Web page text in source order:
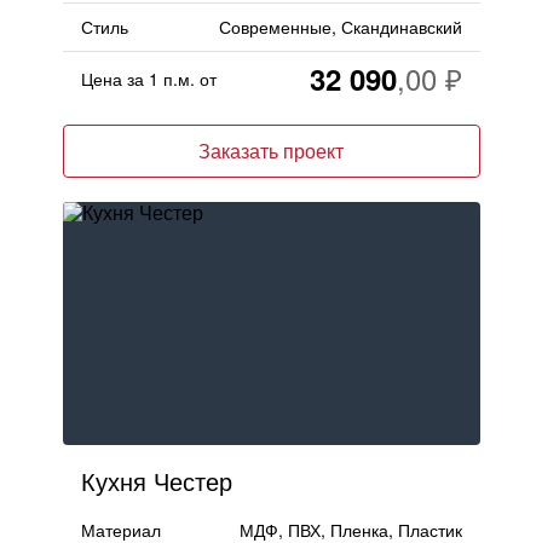
Калькулятор
Москва , Бутово, ул. Бартеневская, 12, п.7
info@truekuhni.ru
8 (495) 032-53-03
Стиль
Современные, Скандинавский
Цена за 1 п.м. от 32 090
Заказать проект
Кухня Честер
Материал
МДФ, ПВХ, Пленка, Пластик